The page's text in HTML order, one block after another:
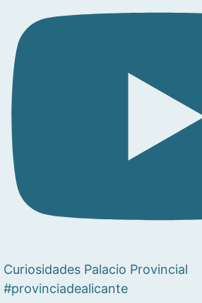
Curiosidades Palacio Provincial
#provinciadealicante